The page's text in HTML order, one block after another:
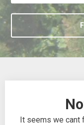
It seems we cant